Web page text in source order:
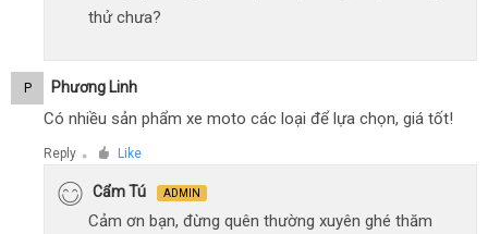
thử chưa?
P Phương Linh
Có nhiều sản phẩm xe moto các loại để lựa chọn, giá tốt!
Reply ● Like
Cẩm Tú ADMIN
Cảm ơn bạn, đừng quên thường xuyên ghé thăm